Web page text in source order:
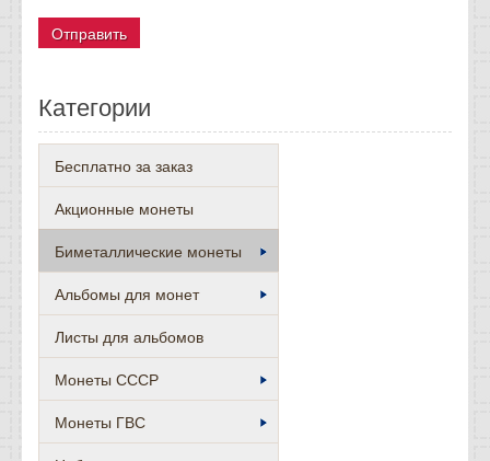
Категории
Бесплатно за заказ
Акционные монеты
Биметаллические монеты
Альбомы для монет
Листы для альбомов
Монеты СССР
Монеты ГВС